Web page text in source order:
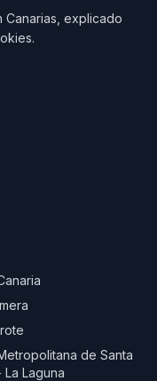
Canarias, explicado
de Santa
La Laguna